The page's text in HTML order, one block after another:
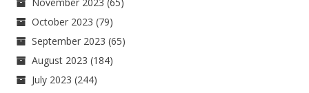
November 2023 (65)
October 2023 (79)
September 2023 (65)
August 2023 (184)
July 2023 (244)